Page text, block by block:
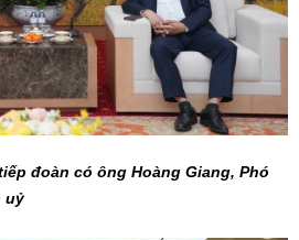
đoàn có ông Hoàng Giang, Phó
uỷ